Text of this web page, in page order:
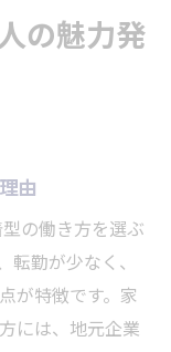
キャリア
ップする方
の実態
の実情を解
の魅力発
由
の働き方を選ぶ
勤が少なく、
が特徴です。家
には、地元企業